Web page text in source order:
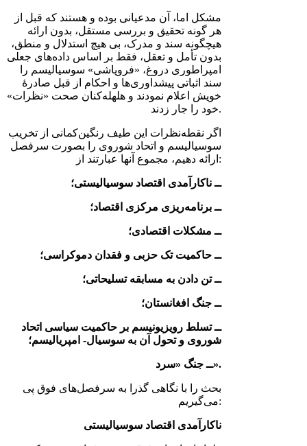
مشکل اما، آن مدعیانی بوده و هستند که قبل از
هر گونه تحقیق و بررسی مستقل، بدون ارائه
هیچگونه سند و مدرک، بی هیچ استدلال و منطق،
بدون تأمل و تعقل، فقط بر اساس داده‌های جعلی
امپراطوری دروغ، «فروپاشی» سوسیالیسم را
سند اثباتی پیشداوری‌ها و احکام از قبل صادرۀ
خویش اعلام نمودند و هلهله‌کنان صحت «نظرات»
خود را جار زدند.
اگر نقطه‌نظرات این طیف رنگین‌کمانی از تخریب
سوسیالیسم و اتحاد شوروی را بصورت سرفصل
ارائه دهیم، مجموع آنها عبارتند از:
ــ ناکارآمدی اقتصاد سوسیالیستی؛
ــ برنامه‌ریزی مرکزی اقتصاد؛
ــ مشکلات اقتصادی؛
ــ حاکمیت تک حزبی و فقدان دموکراسی؛
ــ تن دادن به مسابقه تسلیحاتی؛
ــ جنگ افغانستان؛
ــ تسلط رویزیونیسم بر حاکمیت سیاسی اتحاد
شوروی و تحول آن به سوسیال- امپریالیسم؛
ــ جنگ «سرد».
بحث را با نگاهی گذرا به سرفصل‌های فوق پی
می‌گیریم:
ناکارآمدی اقتصاد سوسیالیستی